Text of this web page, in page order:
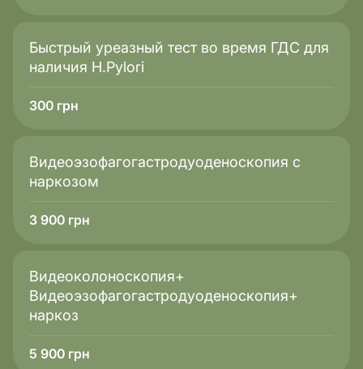
Быстрый уреазный тест во время ГДС для
наличия H.Pylori
300 грн
Видеоэзофагогастродуоденоскопия с
наркозом
3 900 грн
Видеоколоноскопия+
Видеоэзофагогастродуоденоскопия+
наркоз
5 900 грн